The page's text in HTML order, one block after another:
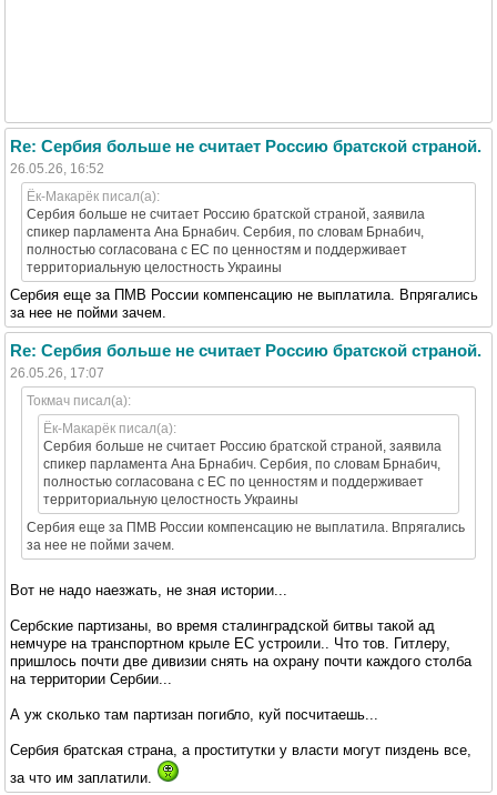
Re: Сербия больше не считает Россию братской страной.
26.05.26, 16:52
Ёк-Макарёк писал(а):
Сербия больше не считает Россию братской страной, заявила
спикер парламента Ана Брнабич. Сербия, по словам Брнабич,
полностью согласована с ЕС по ценностям и поддерживает
территориальную целостность Украины
Сербия еще за ПМВ России компенсацию не выплатила. Впрягались
за нее не пойми зачем.
Re: Сербия больше не считает Россию братской страной.
26.05.26, 17:07
Токмач писал(а):
Ёк-Макарёк писал(а):
Сербия больше не считает Россию братской страной, заявила
спикер парламента Ана Брнабич. Сербия, по словам Брнабич,
полностью согласована с ЕС по ценностям и поддерживает
территориальную целостность Украины
Сербия еще за ПМВ России компенсацию не выплатила. Впрягались
за нее не пойми зачем.
Вот не надо наезжать, не зная истории...
Сербские партизаны, во время сталинградской битвы такой ад
немчуре на транспортном крыле ЕС устроили.. Что тов. Гитлеру,
пришлось почти две дивизии снять на охрану почти каждого столба
на территории Сербии...
А уж сколько там партизан погибло, куй посчитаешь...
Сербия братская страна, а проститутки у власти могут пиздень все,
за что им заплатили.